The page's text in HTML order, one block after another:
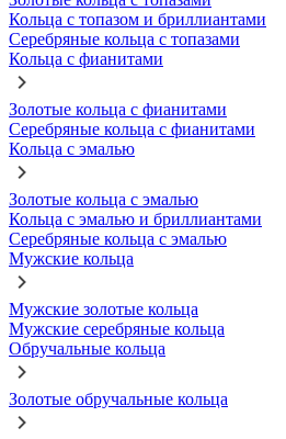
Кольца с топазом и бриллиантами
Серебряные кольца с топазами
Кольца с фианитами
Золотые кольца с фианитами
Серебряные кольца с фианитами
Кольца с эмалью
Золотые кольца с эмалью
Кольца с эмалью и бриллиантами
Серебряные кольца с эмалью
Мужские кольца
Мужские золотые кольца
Мужские серебряные кольца
Обручальные кольца
Золотые обручальные кольца